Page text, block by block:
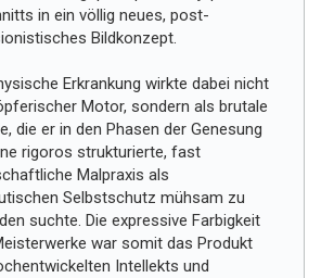
in ein völlig neues, post-
Bildkonzept.
Erkrankung wirkte dabei nicht
Motor, sondern als brutale
die er in den Phasen der Genesung
rigoros strukturierte, fast
Malpraxis als
Selbstschutz mühsam zu
suchte. Die expressive Farbigkeit
war somit das Produkt
Intellekts und